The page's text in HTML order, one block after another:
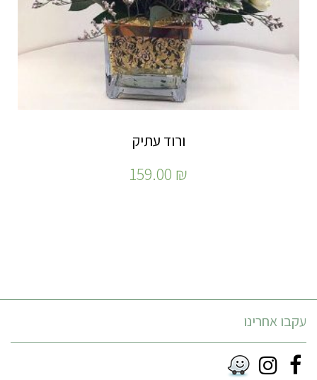
ורוד עתיק
159.00 ₪
עקבו אחרינו